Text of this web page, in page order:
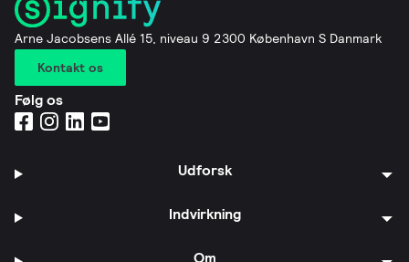
Arne Jacobsens Allé 15, niveau 9 2300 København S Danmark
Kontakt os
Følg os
Udforsk
Indvirkning
Om